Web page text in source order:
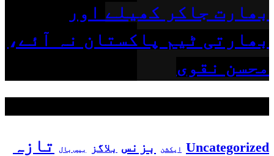
بھارت جاکر کھیلے اور
بھارتی ٹیم پاکستان نہ آئے،
محسن نقوی
Uncategorized ایکشن بزنس بلاگز بیس بال
تازہ